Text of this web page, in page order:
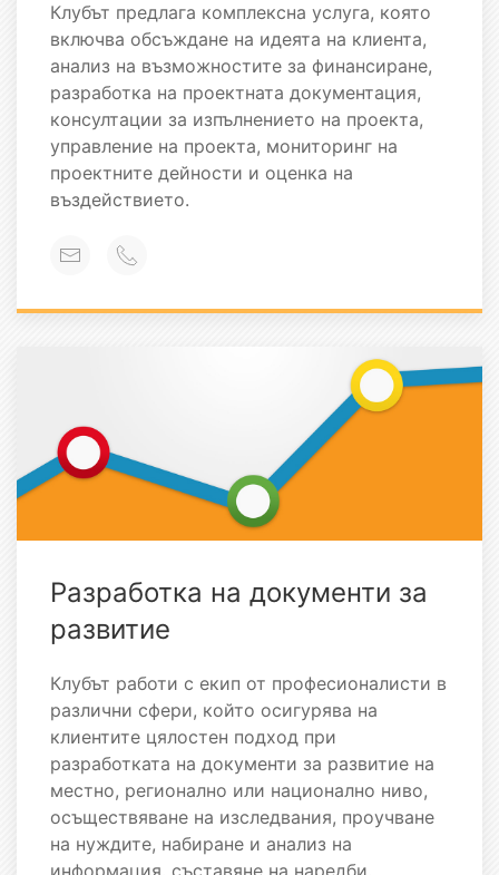
Клубът предлага комплексна услуга, която
включва обсъждане на идеята на клиента,
анализ на възможностите за финансиране,
разработка на проектната документация,
консултации за изпълнението на проекта,
управление на проекта, мониторинг на
проектните дейности и оценка на
въздействието.
Разработка на документи за
развитие
Клубът работи с екип от професионалисти в
различни сфери, който осигурява на
клиентите цялостен подход при
разработката на документи за развитие на
местно, регионално или национално ниво,
осъществяване на изследвания, проучване
на нуждите, набиране и анализ на